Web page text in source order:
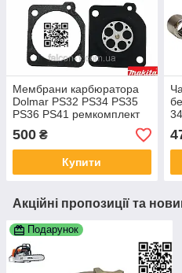
Мембрани карбюратора
Dolmar PS32 PS34 PS35
PS36 PS41 ремкомплект
карбюратора Dolmar PS45
340 341 342 343 PS421
036153110 195153500
500 ₴
Купити
Акційні пропозиції та
Подарунок